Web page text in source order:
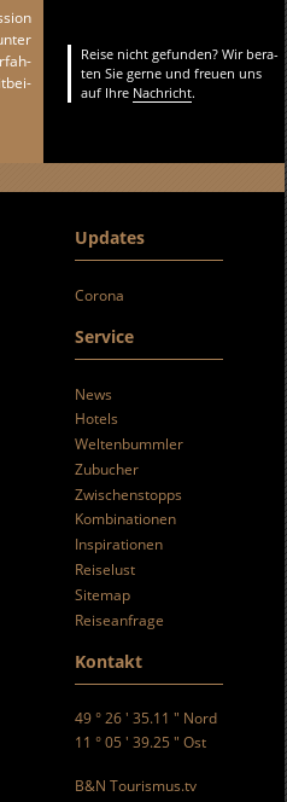
Reise nicht ge­fun­den? Wir be­ra­
ten Sie gerne und freu­en uns
auf Ihre Nach­richt.
Updates
Corona
Service
News
Hotels
Weltenbummler
Zubucher
Zwischenstopps
Kombinationen
Inspirationen
Reiselust
Sitemap
Reiseanfrage
Kontakt
49 ° 26 ' 35.11 " Nord
11 ° 05 ' 39.25 " Ost
B&N Tourismus.tv